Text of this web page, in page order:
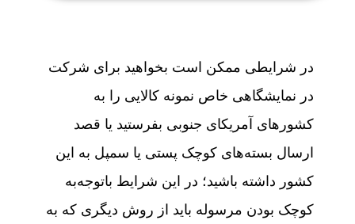
در شرایطی ممکن است بخواهید برای شرکت
در نمایشگاهی خاص نمونه کالایی را به
کشورهای آمریکای جنوبی بفرستید یا قصد
ارسال بسته‌های کوچک پستی یا سمپل به این
کشور داشته باشید؛ در این شرایط باتوجه‌به
کوچک بودن مرسوله باید از روش دیگری که به